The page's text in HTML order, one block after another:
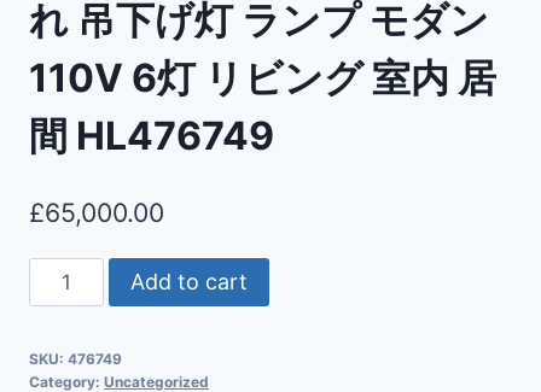
れ 吊下げ灯 ランプ モダン
110V 6灯 リビング 室内 居
間 HL476749
£65,000.00
Add to cart
SKU: 476749
Category: Uncategorized